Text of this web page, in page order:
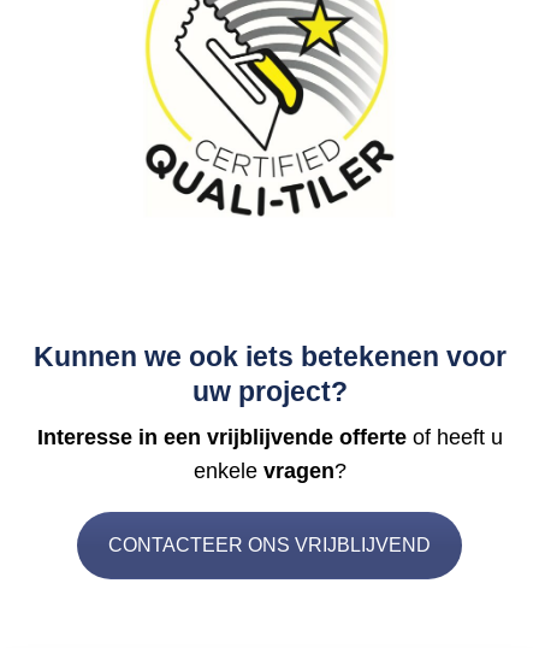
Kunnen we ook iets betekenen voor
uw project?
Interesse in een vrijblijvende offerte of heeft u
enkelevragen?
CONTACTEER ONS VRIJBLIJVEND